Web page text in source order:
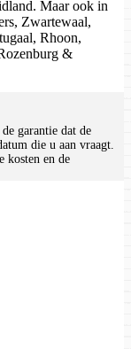
Maar ook in
Zwartewaal,
Rhoon,
&
garantie dat de
die u aan vraagt.
kosten en de